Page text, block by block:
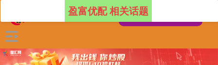
盈富优配 相关话题